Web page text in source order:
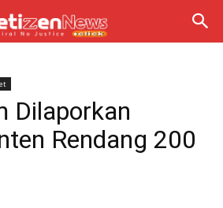
Dilaporkan
Rendang 200